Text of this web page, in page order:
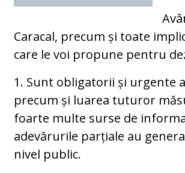
Caracal, precum și toate
care le voi propune pentru
1. Sunt obligatorii și urgente
precum și luarea tuturor
foarte multe surse de
adevărurile parțiale au
nivel public.